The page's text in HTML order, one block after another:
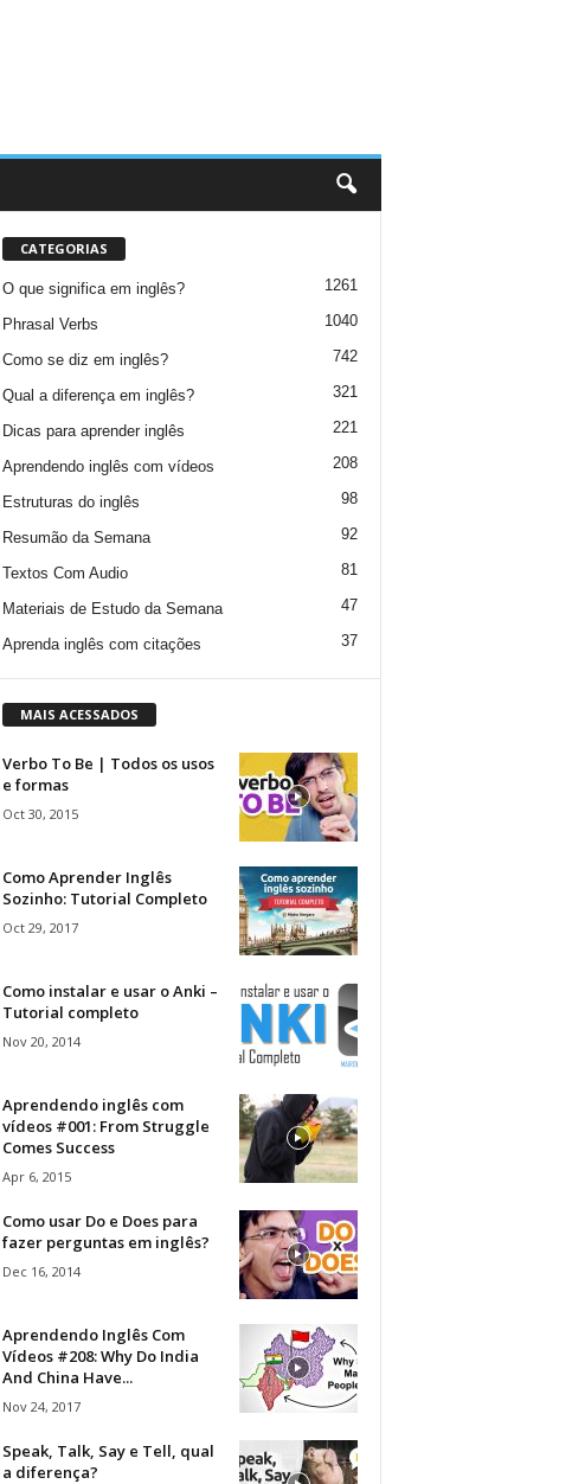
CATEGORIAS
O que significa em inglês? 1261
Phrasal Verbs 1040
Como se diz em inglês? 742
Qual a diferença em inglês? 321
Dicas para aprender inglês 221
Aprendendo inglês com vídeos 208
Estruturas do inglês 98
Resumão da Semana 92
Textos Com Audio 81
Materiais de Estudo da Semana 47
Aprenda inglês com citações 37
MAIS ACESSADOS
Verbo To Be | Todos os usos
e formas
Oct 30, 2015
Como Aprender Inglês
Sozinho: Tutorial Completo
Oct 29, 2017
Como instalar e usar o Anki –
Tutorial completo
Nov 20, 2014
Aprendendo inglês com
vídeos #001: From Struggle
Comes Success
Apr 6, 2015
Como usar Do e Does para
fazer perguntas em inglês?
Dec 16, 2014
Aprendendo Inglês Com
Vídeos #208: Why Do India
And China Have...
Nov 24, 2017
Speak, Talk, Say e Tell, qual
a diferença?